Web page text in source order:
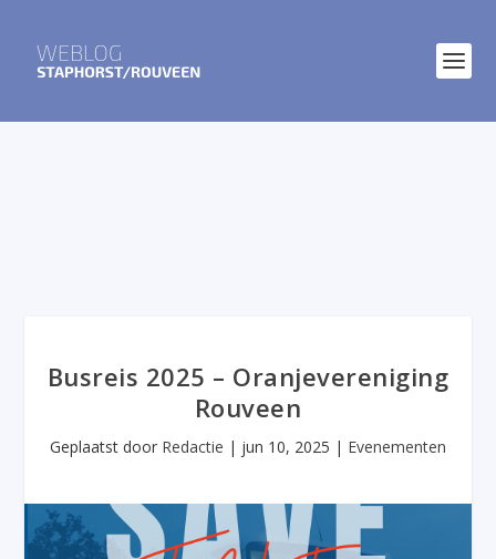
Busreis 2025 – Oranjevereniging
Rouveen
Geplaatst door Redactie | jun 10, 2025 | Evenementen